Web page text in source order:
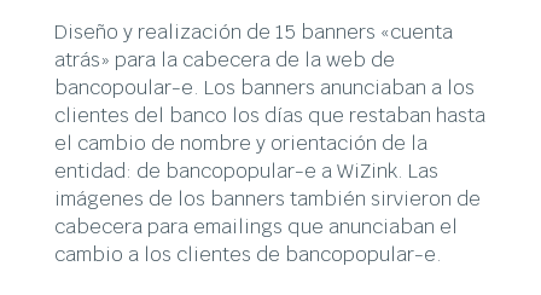
Diseño y realización de 15 banners «cuenta
atrás» para la cabecera de la web de
bancopoular-e. Los banners anunciaban a los
clientes del banco los días que restaban hasta
el cambio de nombre y orientación de la
entidad: de bancopopular-e a WiZink. Las
imágenes de los banners también sirvieron de
cabecera para emailings que anunciaban el
cambio a los clientes de bancopopular-e.